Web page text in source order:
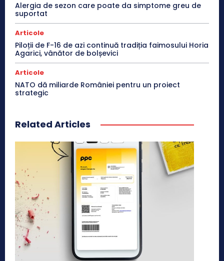
Alergia de sezon care poate da simptome greu de
suportat
Articole
Piloții de F-16 de azi continuă tradiția faimosului Horia
Agarici, vânător de bolșevici
Articole
NATO dă miliarde României pentru un proiect
strategic
Related Articles